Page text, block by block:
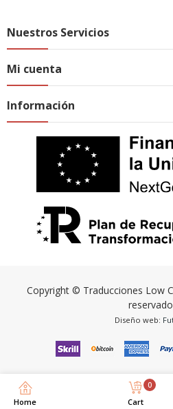
Home
0
Cart
Nuestros Servicios
Mi cuenta
Información
Copyright © Traducciones Low
Diseño web: